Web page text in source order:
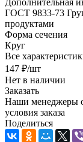
ГОСТ 9833-73
продуктами
Форма сечения
Круг
Все
147 ₽/шт
Нет в наличии
Заказать
Наши менеджеры
условия заказа
Поделиться